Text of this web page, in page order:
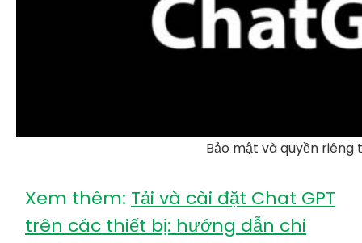
Bảo mật và quyền
Xem thêm: Tải và cài đặt Chat GPT
trên các thiết bị: hướng dẫn chi